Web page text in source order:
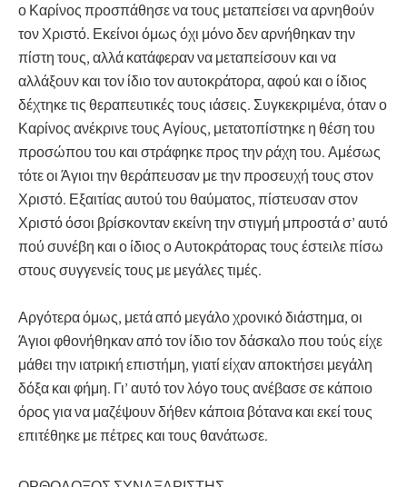
ο Καρίνος προσπάθησε να τους μεταπείσει να αρνηθούν
τον Χριστό. Εκείνοι όμως όχι μόνο δεν αρνήθηκαν την
πίστη τους, αλλά κατάφεραν να μεταπείσουν και να
αλλάξουν και τον ίδιο τον αυτοκράτορα, αφού και ο ίδιος
δέχτηκε τις θεραπευτικές τους ιάσεις. Συγκεκριμένα, όταν ο
Καρίνος ανέκρινε τους Αγίους, μετατοπίστηκε η θέση του
προσώπου του και στράφηκε προς την ράχη του. Αμέσως
τότε οι Άγιοι την θεράπευσαν με την προσευχή τους στον
Χριστό. Εξαιτίας αυτού του θαύματος, πίστευσαν στον
Χριστό όσοι βρίσκονταν εκείνη την στιγμή μπροστά σ’ αυτό
πού συνέβη και ο ίδιος ο Αυτοκράτορας τους έστειλε πίσω
στους συγγενείς τους με μεγάλες τιμές.
Αργότερα όμως, μετά από μεγάλο χρονικό διάστημα, οι
Άγιοι φθονήθηκαν από τον ίδιο τον δάσκαλο που τούς είχε
μάθει την ιατρική επιστήμη, γιατί είχαν αποκτήσει μεγάλη
δόξα και φήμη. Γι’ αυτό τον λόγο τους ανέβασε σε κάποιο
όρος για να μαζέψουν δήθεν κάποια βότανα και εκεί τους
επιτέθηκε με πέτρες και τους θανάτωσε.